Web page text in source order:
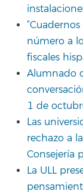
número a
fiscales
Alumnado
1 de
Las
rechazo a
Consejería
La ULL